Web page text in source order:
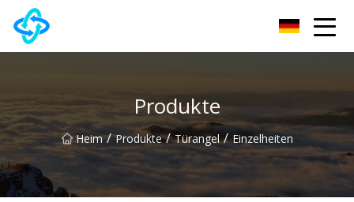
Produkte
Heim / Produkte / Türangel / Einzelheiten